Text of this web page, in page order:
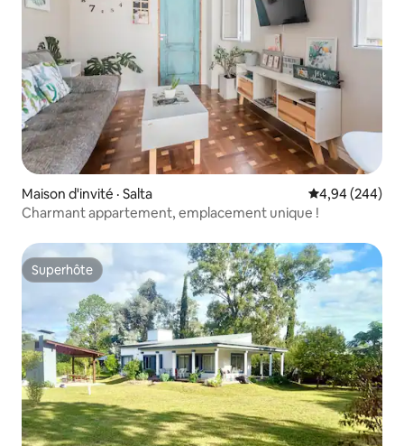
Maison d'invité · Salta Note
4,94 (244)
Charmant appartement, emplacement unique !
Superhôte
Superhôte